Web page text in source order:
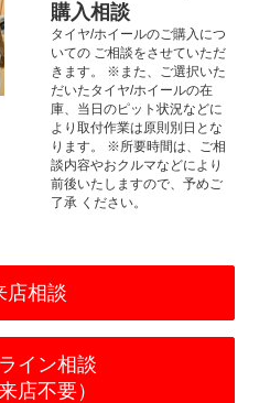
購入相談
タイヤ/ホイールのご購入につ
いての ご相談をさせていただ
きます。
※また、ご選択いた
だいたタイヤ/ホイールの在
庫、当日のピット状況などに
より取付作業は原則別日とな
ります。
※所要時間は、ご相
談内容やおクルマなどにより
前後いたしますので、予めご
了承 ください。
店相談
イン相談
店不要）